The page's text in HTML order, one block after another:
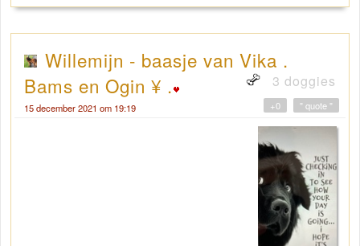
Willemijn - baasje van Vika .
Bams en Ogin ¥ .
3 doggies
15 december 2021 om 19:19 " quote "
+0